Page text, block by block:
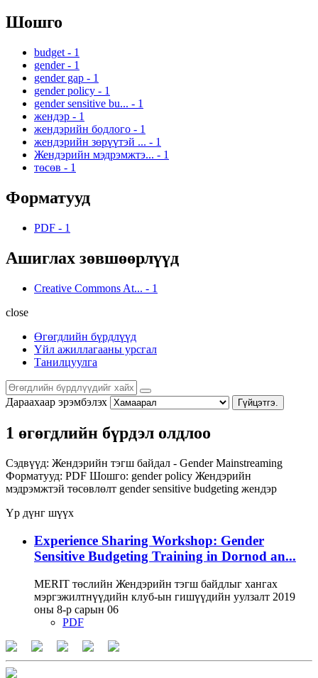
Шошго
budget - 1
gender - 1
gender gap - 1
gender policy - 1
gender sensitive bu... - 1
жендэр - 1
жендэрийн бодлого - 1
жендэрийн зөрүүтэй ... - 1
Жендэрийн мэдрэмжтэ... - 1
төсөв - 1
Форматууд
PDF - 1
Ашиглах зөвшөөрлүүд
Creative Commons At... - 1
close
Өгөгдлийн бүрдлүүд
Үйл ажиллагааны урсгал
Танилцуулга
Дараахаар эрэмбэлэх Гүйцэтгэ.
1 өгөгдлийн бүрдэл олдлоо
Сэдвүүд: Жендэрийн тэгш байдал - Gender Mainstreaming
Форматууд: PDF Шошго: gender policy Жендэрийн
мэдрэмжтэй төсөвлөлт gender sensitive budgeting жендэр
Үр дүнг шүүх
Experience Sharing Workshop: Gender
Sensitive Budgeting Training in Dornod an...
MERIT төслийн Жендэрийн тэгш байдлыг хангах
мэргэжилтнүүдийн клуб-ын гишүүдийн уулзалт 2019
оны 8-р сарын 06
PDF